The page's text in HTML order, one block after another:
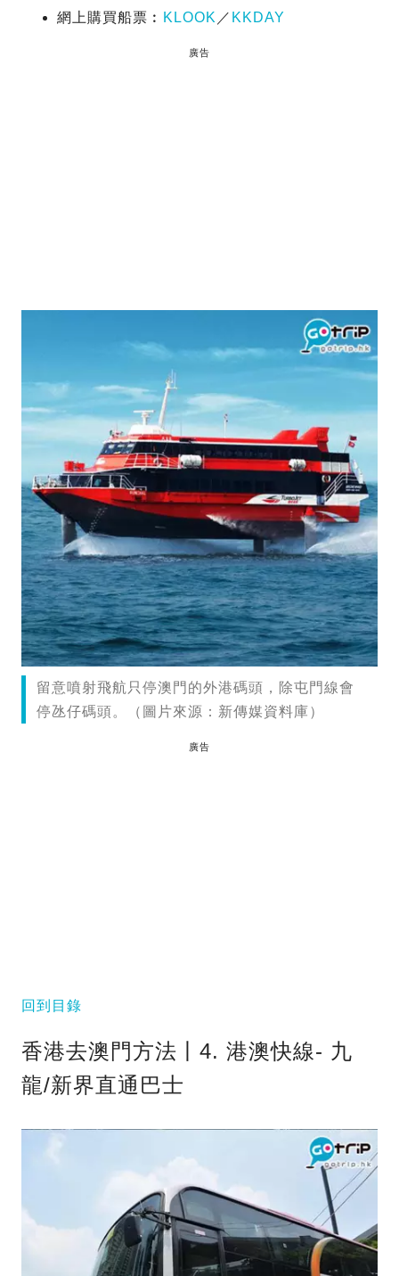
網上購買船票︰ KLOOK ／ KKDAY
廣告
留意噴射飛航只停澳門的外港碼頭，除屯門線會
停氹仔碼頭。（圖片來源：新傳媒資料庫）
廣告
回到目錄
香港去澳門方法丨4. 港澳快線- 九
龍/新界直通巴士